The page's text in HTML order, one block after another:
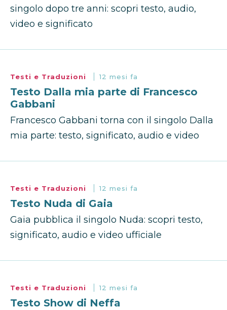
singolo dopo tre anni: scopri testo, audio,
video e significato
Testi e Traduzioni 12 mesi fa
Testo Dalla mia parte di Francesco
Gabbani
Francesco Gabbani torna con il singolo Dalla
mia parte: testo, significato, audio e video
Testi e Traduzioni 12 mesi fa
Testo Nuda di Gaia
Gaia pubblica il singolo Nuda: scopri testo,
significato, audio e video ufficiale
Testi e Traduzioni 12 mesi fa
Testo Show di Neffa